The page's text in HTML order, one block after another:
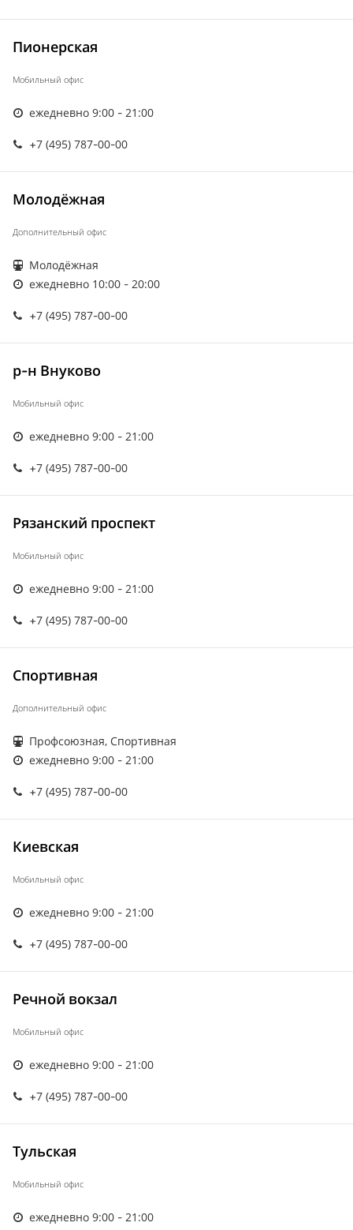
Пионерская
Мобильный офис
ежедневно 9:00 - 21:00
+7 (495) 787-00-00
Молодёжная
Дополнительный офис
Молодёжная
ежедневно 10:00 - 20:00
+7 (495) 787-00-00
р-н Внуково
Мобильный офис
ежедневно 9:00 - 21:00
+7 (495) 787-00-00
Рязанский проспект
Мобильный офис
ежедневно 9:00 - 21:00
+7 (495) 787-00-00
Спортивная
Дополнительный офис
Профсоюзная, Спортивная
ежедневно 9:00 - 21:00
+7 (495) 787-00-00
Киевская
Мобильный офис
ежедневно 9:00 - 21:00
+7 (495) 787-00-00
Речной вокзал
Мобильный офис
ежедневно 9:00 - 21:00
+7 (495) 787-00-00
Тульская
Мобильный офис
ежедневно 9:00 - 21:00